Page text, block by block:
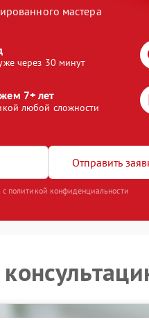
мастера
через 30 минут
7+ лет
любой сложности
Отправить
политикой конфиденциальности